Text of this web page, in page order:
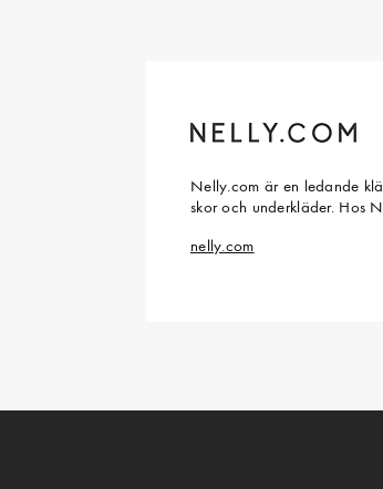
Nelly.com är en ledande
skor och underkläder. Hos
nelly.com